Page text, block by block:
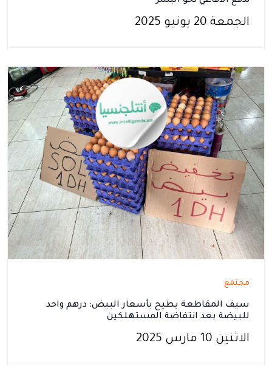
الجمعة 20 يونيو 2025
مجتمع
سيف المقاطعة يطيح بأسعار البيض: درهم واحد
للبيضة بعد انتفاضة المستهلكين
الاثنين 10 مارس 2025